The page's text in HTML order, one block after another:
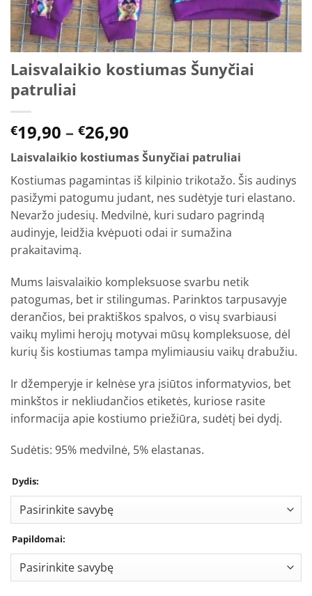
Laisvalaikio kostiumas Šunyčiai
patruliai
€19,90 – €26,90
range:
€19,90
through
€26,90
Laisvalaikio kostiumas Šunyčiai patruliai
Kostiumas pagamintas iš kilpinio trikotažo. Šis audinys
pasižymi patogumu judant, nes sudėtyje turi elastano.
Nevaržo judesių. Medvilnė, kuri sudaro pagrindą
audinyje, leidžia kvėpuoti odai ir sumažina
prakaitavimą.
Mums laisvalaikio kompleksuose svarbu netik
patogumas, bet ir stilingumas. Parinktos tarpusavyje
derančios, bei praktiškos spalvos, o visų svarbiausi
vaikų mylimi herojų motyvai mūsų kompleksuose, dėl
kurių šis kostiumas tampa mylimiausiu vaikų drabužiu.
Ir džemperyje ir kelnėse yra įsiūtos informatyvios, bet
minkštos ir nekliudančios etiketės, kuriose rasite
informacija apie kostiumo priežiūra, sudėtį bei dydį.
Sudėtis: 95% medvilnė, 5% elastanas.
Dydis:
Papildomai: